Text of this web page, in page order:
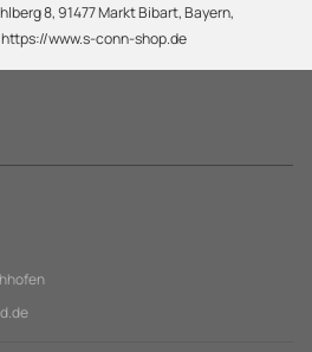
8, 91477 Markt Bibart, Bayern,
www.s-conn-shop.de